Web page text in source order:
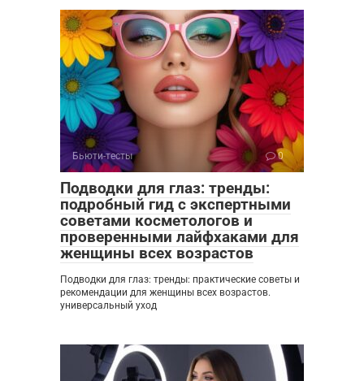
Бьюти-тесты 0
Подводки для глаз: тренды:
подробный гид с экспертными
советами косметологов и
проверенными лайфхаками для
женщины всех возрастов
Подводки для глаз: тренды: практические советы и
рекомендации для женщины всех возрастов.
универсальный уход